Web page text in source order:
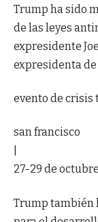
Trump ha sido
de las leyes
expresidente
expresidenta de
evento de crisis
san francisco
27-29 de
Trump también